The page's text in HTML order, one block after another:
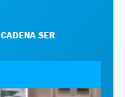
CADENA SER